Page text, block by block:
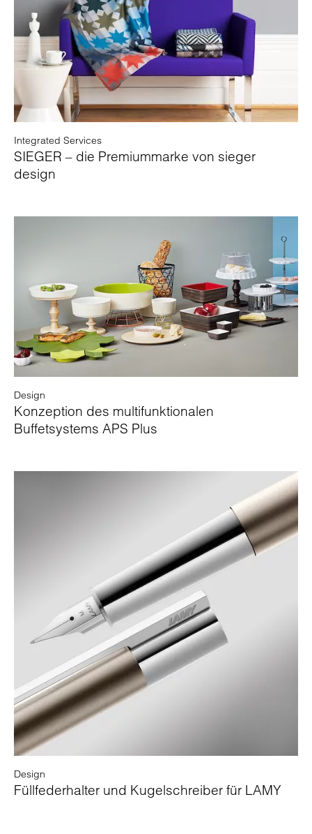
Integrated Services
SIEGER – die Premiummarke von sieger
design
Design
Konzeption des multifunktionalen
Buffetsystems APS Plus
Design
Füllfederhalter und Kugelschreiber für LAMY